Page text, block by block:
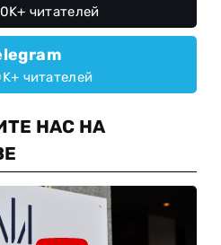
читателей
читателей
НАС НА